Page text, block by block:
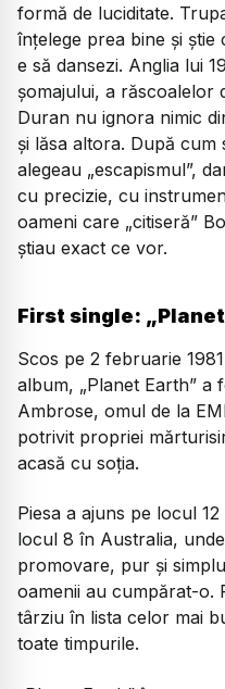
formă de luciditate.
înțelege prea bine şi
e să dansezi. Anglia lui
şomajului, a răscoalelor
Duran nu ignora nimic
şi lăsa altora. După
alegeau „escapismul”,
cu precizie, cu
oameni care „citiseră”
ştiau exact ce vor.
First single:
Scos pe 2 februarie
album, „Planet Earth” a
Ambrose, omul de la
potrivit propriei
acasă cu soția.
Piesa a ajuns pe locul
locul 8 în Australia,
promovare, pur şi
oamenii au cumpărat-o.
târziu în lista celor mai
toate timpurile.